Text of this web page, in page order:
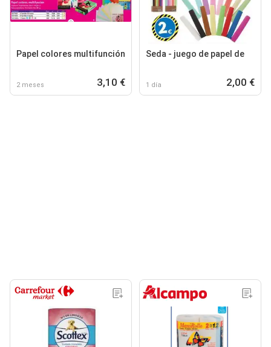
Papel colores multifunción
2 meses 3,10 €
Seda - juego de papel de
1 día 2,00 €